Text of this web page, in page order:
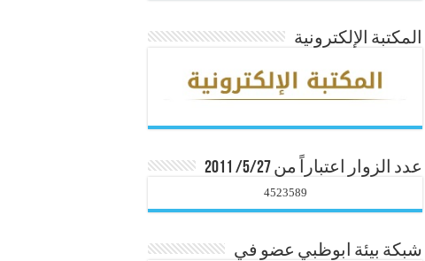
المكتبة الإلكترونية
عدد الزوار اعتباراً من 5/27/ 2011
4523589
شبكة بيئة ابوظبي عضو في